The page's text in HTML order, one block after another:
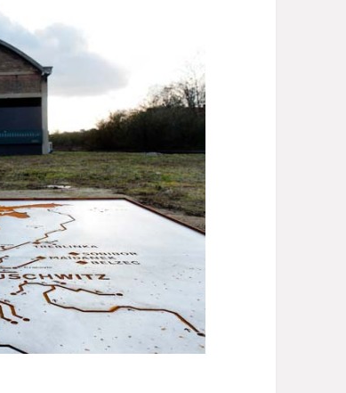
ou
diminuer
volume.